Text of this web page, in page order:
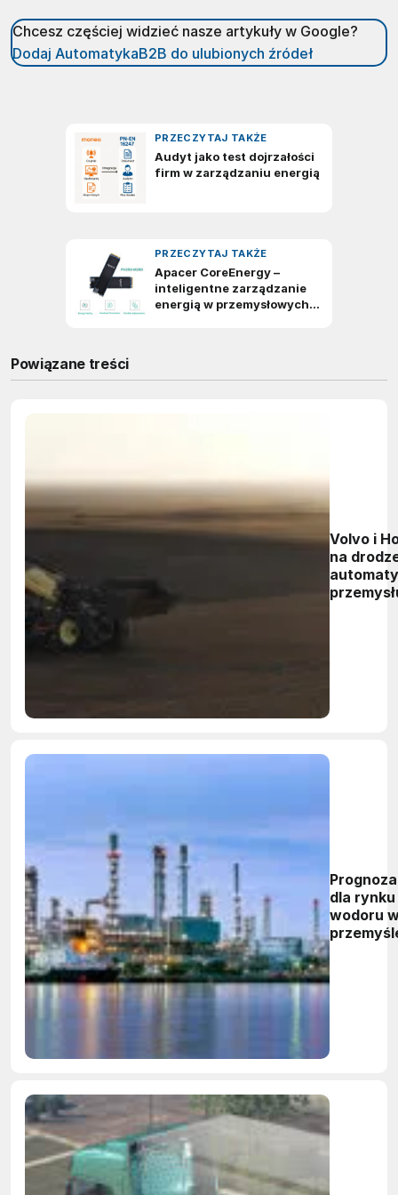
Chcesz częściej widzieć nasze artykuły w Google?
Dodaj AutomatykaB2B do ulubionych źródeł
Powiązane treści
Volvo i
na
Prognoza
dla rynku
wodoru